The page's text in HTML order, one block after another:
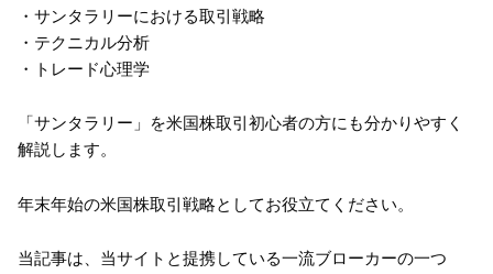
・サンタラリーにおける取引戦略
・テクニカル分析
・トレード心理学
「サンタラリー」を米国株取引初心者の方にも分かりやすく
解説します。
年末年始の米国株取引戦略としてお役立てください。
当記事は、当サイトと提携している一流ブローカーの一つ